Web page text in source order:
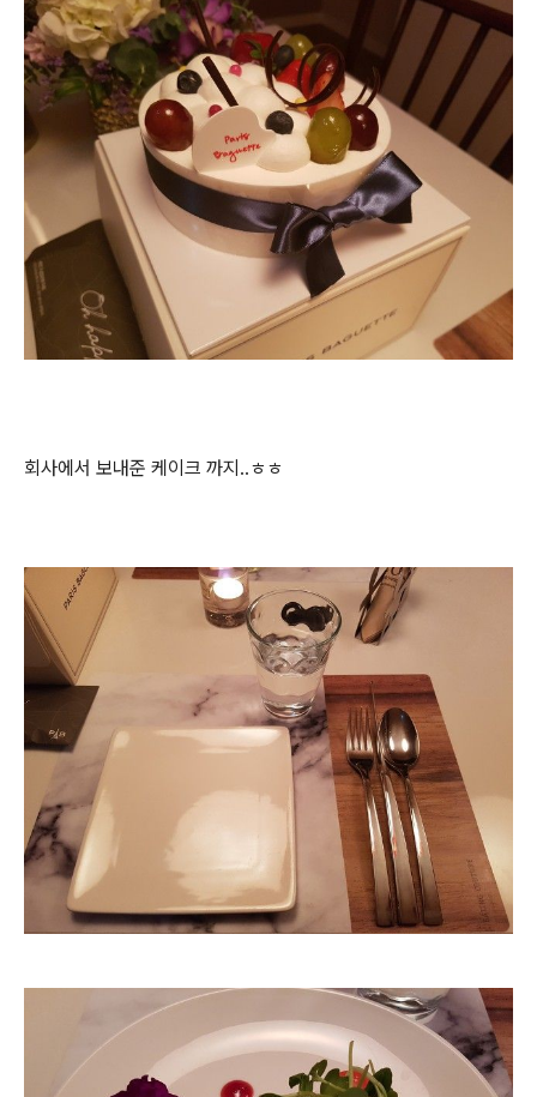
회사에서 보내준 케이크 까지..ㅎㅎ